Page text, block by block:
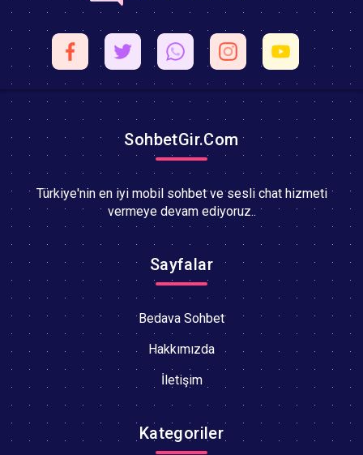
SohbetGir.Com
Türkiye'nin en iyi mobil sohbet ve sesli chat hizmeti
vermeye devam ediyoruz..
Sayfalar
Bedava Sohbet
Hakkımızda
İletişim
Kategoriler